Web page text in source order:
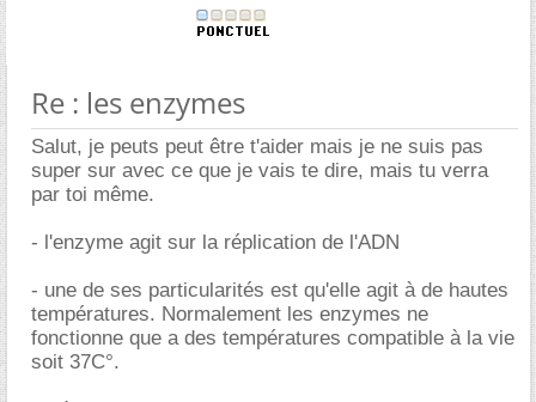
Re : les enzymes
Salut, je peuts peut être t'aider mais je ne suis pas
super sur avec ce que je vais te dire, mais tu verra
par toi même.
- l'enzyme agit sur la réplication de l'ADN
- une de ses particularités est qu'elle agit à de hautes
températures. Normalement les enzymes ne
fonctionne que a des températures compatible à la vie
soit 37C°.